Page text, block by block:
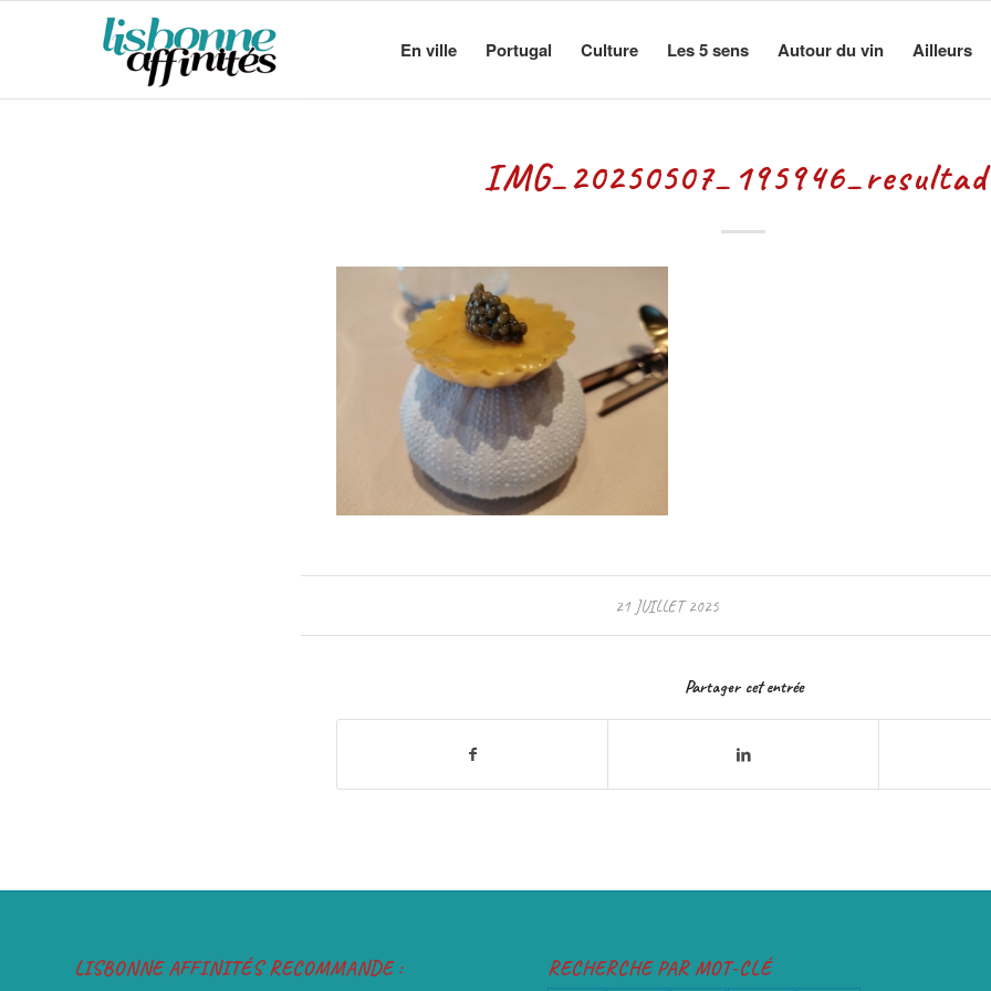
En ville Portugal Culture Les 5 sens Autour du vin Ailleurs
21 JUILLET 2025
Partager cet entrée
LISBONNE AFFINITÉS RECOMMANDE : RECHERCHE PAR MOT-CLÉ